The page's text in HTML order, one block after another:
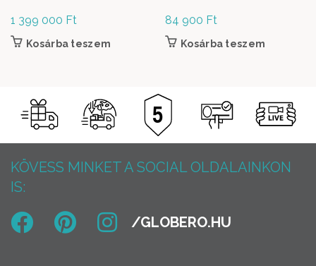
1 399 000 Ft
Kosárba teszem
84 900 Ft
Kosárba teszem
KÖVESS MINKET A SOCIAL OLDALAINKON
IS: